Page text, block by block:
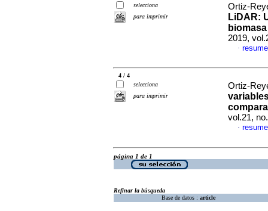
selecciona
para imprimir
Ortiz-
LiDAR:
2019,
·
4 / 4
selecciona
para imprimir
Ortiz-
vol.21,
·
página 1 de 1
Refinar la búsqueda
Base de datos : article